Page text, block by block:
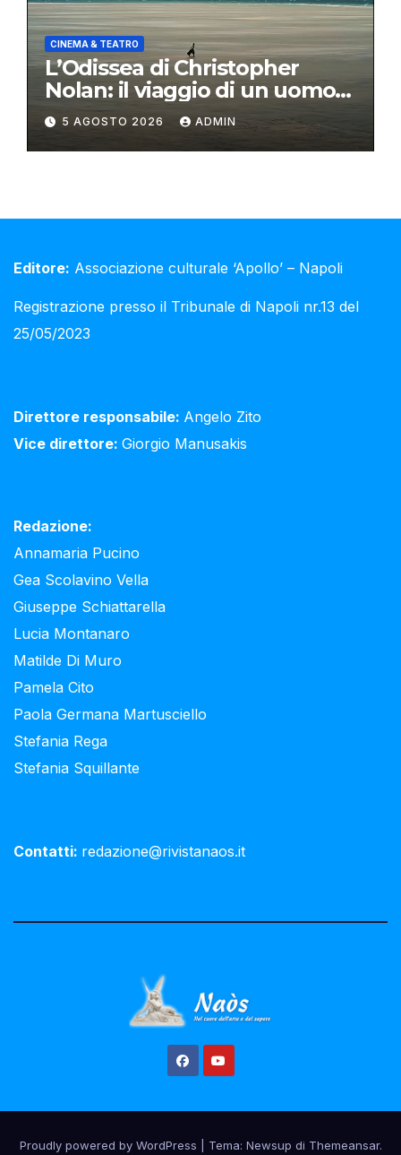
CINEMA & TEATRO
L’Odissea di Christopher
Nolan: il viaggio di un uomo
oltre il mito
5 AGOSTO 2026 ADMIN
Editore: Associazione culturale ‘Apollo’ – Napoli
Registrazione presso il Tribunale di Napoli nr.13 del
25/05/2023
Direttore responsabile: Angelo Zito
Vice direttore: Giorgio Manusakis
Redazione:
Annamaria Pucino
Gea Scolavino Vella
Giuseppe Schiattarella
Lucia Montanaro
Matilde Di Muro
Pamela Cito
Paola Germana Martusciello
Stefania Rega
Stefania Squillante
Contatti: redazione@rivistanaos.it
Proudly powered by WordPress Tema: Newsup di Themeansar.